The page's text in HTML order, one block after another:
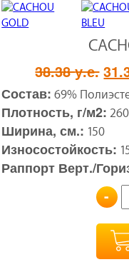
38.38у.е.
Состав: 69%
Плотность, г/м2: 260
Ширина, см.: 150
Износостойкость:
Раппорт Верт./
-